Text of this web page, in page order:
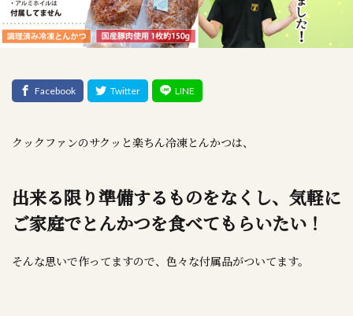
クックファンのサクッと楽ちん冷凍とんかつは、
出来る限り準備するものをなくし、気軽に
ご家庭でとんかつを食べてもらいたい！
そんな思いで作ってますので、色々な付属品がついてます。